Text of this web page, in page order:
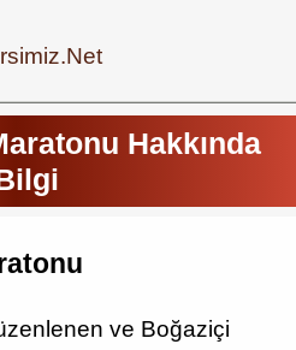
Hakkında
ve Boğaziçi